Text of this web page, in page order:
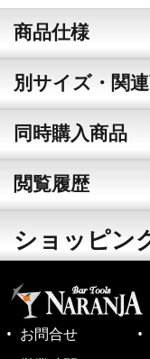
商品仕様
別サイズ・関
同時購入商品
閲覧履歴
ショッピン
お問合せ